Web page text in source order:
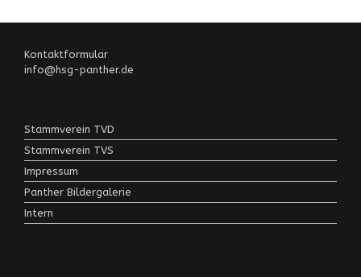
Kontaktformular
info@hsg-panther.de
Stammverein TVD
Stammverein TVS
Impressum
Panther Bildergalerie
Intern